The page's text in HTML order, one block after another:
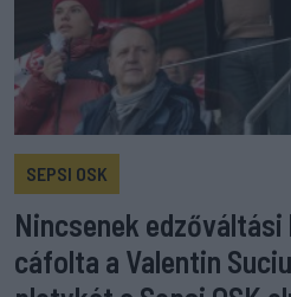
SEPSI OSK
Nincsenek edzőváltási
cáfolta a Valentin